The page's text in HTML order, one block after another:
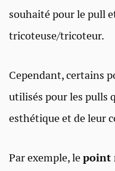
souhaité pour le pull
tricoteuse/tricoteur.
Cependant, certains
utilisés pour les pulls
esthétique et de leur
Par exemple, lepoint